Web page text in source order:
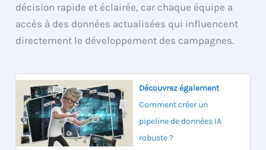
décision rapide et éclairée, car chaque équipe a
accès à des données actualisées qui influencent
directement le développement des campagnes.
Découvrez également
Comment créer un
pipeline de données IA
robuste ?